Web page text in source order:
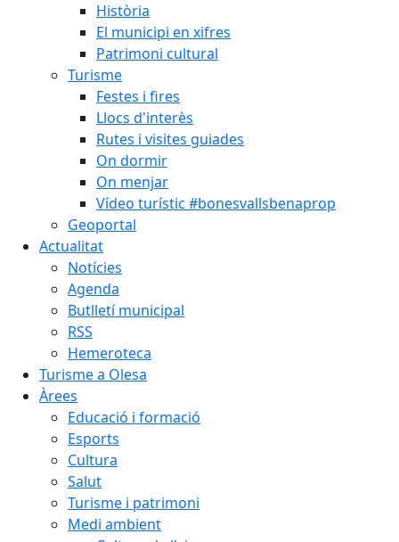
Història
El municipi en xifres
Patrimoni cultural
Turisme
Festes i fires
Llocs d'interès
Rutes i visites guiades
On dormir
On menjar
Vídeo turístic #bonesvallsbenaprop
Geoportal
Actualitat
Notícies
Agenda
Butlletí municipal
RSS
Hemeroteca
Turisme a Olesa
Àrees
Educació i formació
Esports
Cultura
Salut
Turisme i patrimoni
Medi ambient